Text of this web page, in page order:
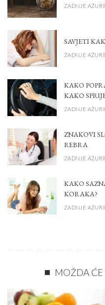
ZADNJE
SAVJETI
ZADNJE
KAKO
KAKO
ZADNJE
ZNAKOVI
REBRA
ZADNJE
KAKO
KORAKA?
ZADNJE
MOŽDA ĆE